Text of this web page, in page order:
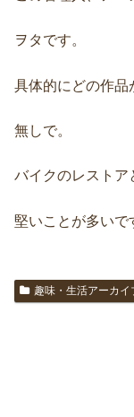
ヲタです。
具体的にどの作
無しで。
バイクのレスト
堅いことが多いで
趣味・生活アーカイ